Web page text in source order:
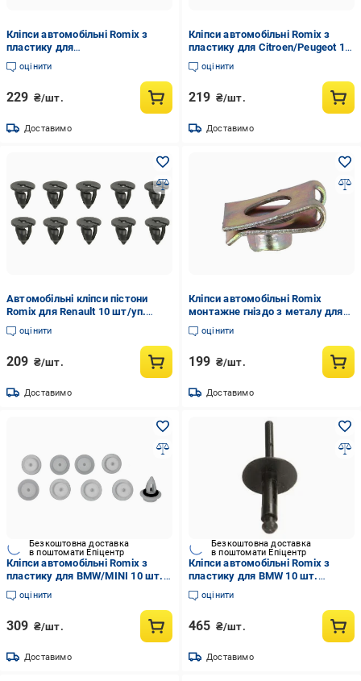
Кліпси автомобільні Romix з
пластику для
Daewoo/Honda/Hyundai/Kia/Mazda/Mitsubishi/Subaru
10 шт.
оцінити
229 ₴/шт.
Доставимо
Кліпси автомобільні Romix з
пластику для Citroen/Peugeot 10
шт. (ROMC10090)
оцінити
219 ₴/шт.
Доставимо
Автомобільні кліпси пістони
Romix для Renault 10 шт/уп.
(ROMC60141)
оцінити
209 ₴/шт.
Доставимо
Кліпси автомобільні Romix
монтажне гніздо з металу для
Alfa Romeo/Fiat/Lancia 10 шт.
оцінити
199 ₴/шт.
Доставимо
Безкоштовна доставка
в поштомати Епіцентр
Кліпси автомобільні Romix з
пластику для BMW/MINI 10 шт.
(ROMC60698)
оцінити
309 ₴/шт.
Доставимо
Безкоштовна доставка
в поштомати Епіцентр
Кліпси автомобільні Romix з
пластику для BMW 10 шт.
(ROMC60691)
оцінити
465 ₴/шт.
Доставимо